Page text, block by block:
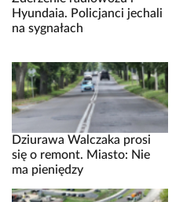
Hyundaia. Policjanci jechali
na sygnałach
Dziurawa Walczaka prosi
się o remont. Miasto: Nie
ma pieniędzy